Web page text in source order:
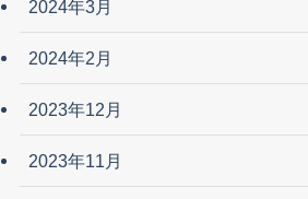
2024年3月
2024年2月
2023年12月
2023年11月